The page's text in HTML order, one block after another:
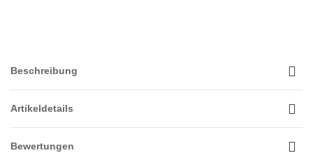
Beschreibung
Artikeldetails
Bewertungen